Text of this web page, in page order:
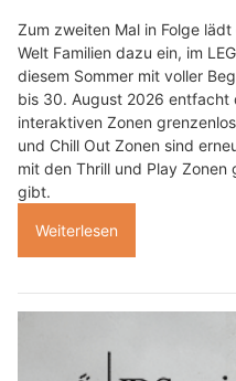
Zum zweiten Mal in Folge
Welt Familien dazu ein, im
diesem Sommer mit voller
bis 30. August 2026 entfacht
interaktiven Zonen
und Chill Out Zonen sind
mit den Thrill und Play
gibt.
Weiterlesen